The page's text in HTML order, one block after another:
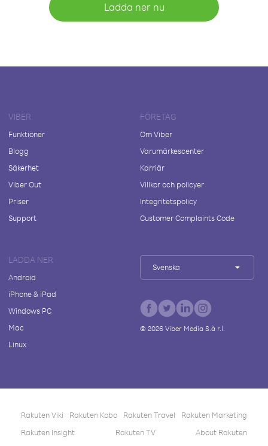
Ladda ner nu
VIBER
Funktioner
Blogg
Säkerhet
Viber Out
Priser
Support
FÖRETAG
Om Viber
Varumärkescenter
Karriär
Villkor och policyer
Integritetspolicy
Customer Complaints Code
LADDA NER
Android
iPhone & iPad
Windows PC
Mac
Linux
Svenska
© 2026Viber Media S.à r.l.
Rakuten Viki Rakuten Kobo Rakuten Travel
Rakuten Marketing
Rakuten Insight
Rakuten TV About Rakuten